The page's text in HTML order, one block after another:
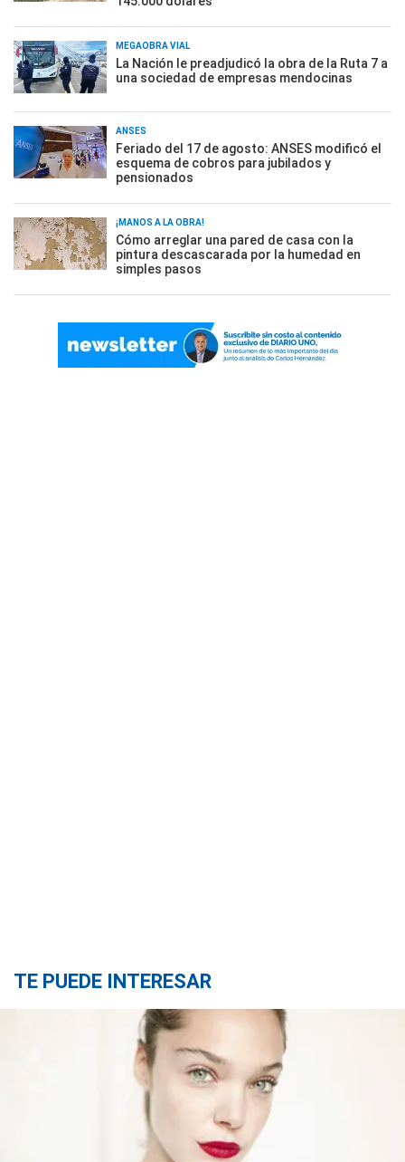
MEGAOBRA VIAL
La Nación le preadjudicó la obra de la Ruta 7 a
una sociedad de empresas mendocinas
ANSES
Feriado del 17 de agosto: ANSES modificó el
esquema de cobros para jubilados y
pensionados
¡MANOS A LA OBRA!
Cómo arreglar una pared de casa con la
pintura descascarada por la humedad en
simples pasos
TE PUEDE INTERESAR